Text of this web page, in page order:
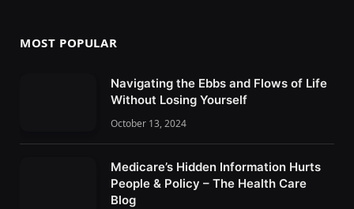
MOST POPULAR
Navigating the Ebbs and Flows of Life
Without Losing Yourself
October 13, 2024
Medicare’s Hidden Information Hurts
People & Policy – The Health Care
Blog